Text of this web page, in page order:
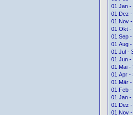
01.Jan -
01.Dez
01.Nov
01.Okt -
01.Sep
01.Aug -
01.Jul -
01.Jun -
01.Mai -
01.Apr -
01.Mär
01.Feb
01.Jan -
01.Dez
01.Nov